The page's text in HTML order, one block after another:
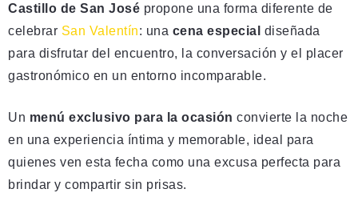
Castillo de San José propone una forma diferente de
celebrar San Valentín: una cena especial diseñada
para disfrutar del encuentro, la conversación y el placer
gastronómico en un entorno incomparable.
Un menú exclusivo para la ocasión convierte la noche
en una experiencia íntima y memorable, ideal para
quienes ven esta fecha como una excusa perfecta para
brindar y compartir sin prisas.